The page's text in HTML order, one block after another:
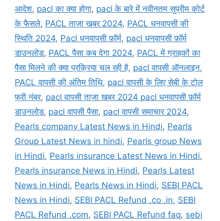
आदेश, pacl का क्या होगा, pacl के बारे में नवीनतम सुप्रीम कोर्ट
के फैसले, PACL ताजा खबर 2024, PACL धनवापसी की
स्थिति 2024, Pacl धनवापसी फ़ॉर्म, pacl धनवापसी फ़ॉर्म
डाउनलोड, PACL पैसा कब देगा 2024, PACL में ग्राहकों का
पैसा मिलने की क्या प्रक्रिया चल रही है, pacl वापसी ऑनलाइन,
PACL वापसी की अंतिम तिथि, pacl वापसी के लिए सेबी के टोल
फ्री नंबर, pacl वापसी ताजा खबर 2024 pacl धनवापसी फ़ॉर्म
डाउनलोड, pacl वापसी पैसा, pacl वापसी समाचार 2024,
Pearls company Latest News in Hindi, Pearls
Group Latest News in hindi, Pearls group News
in Hindi, Pearls insurance Latest News in Hindi,
Pearls insurance News in Hindi, Pearls Latest
News in Hindi, Pearls News in Hindi, SEBI PACL
News in Hindi, SEBI PACL Refund .co .in, SEBI
PACL Refund .com, SEBI PACL Refund faq, sebi